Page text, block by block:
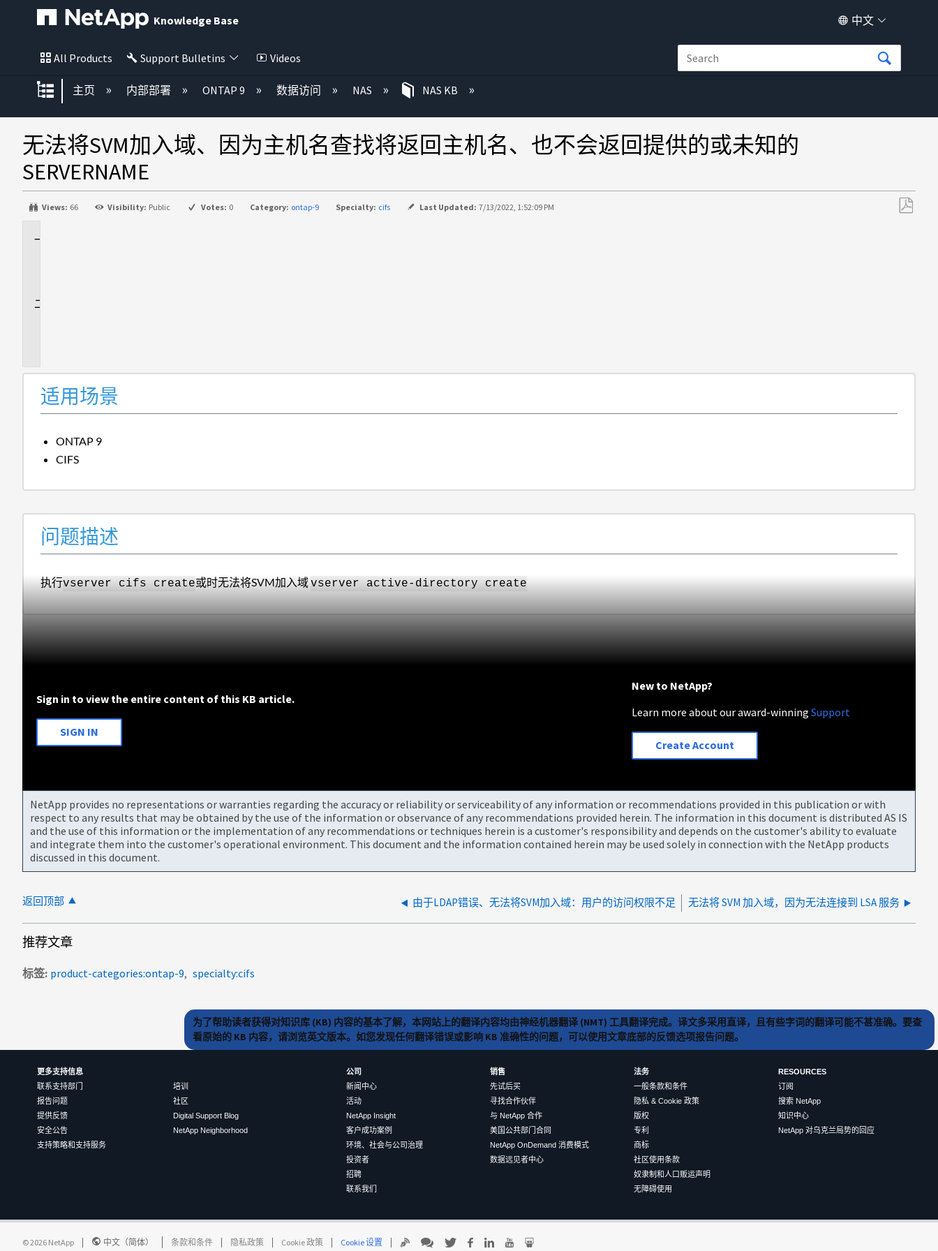
Knowledge Base 中文
All Products Support Bulletins Videos
扩展/隐缩全局层次
主页 内部部署 ONTAP 9 数据访问 NAS NAS KB
无法将SVM加入域、因为主机名查找将返回主机名、也不会返回提供的或未知的
SERVERNAME
Views: 66 Visibility: Public Votes: 0 Category: ontap-9 Specialty: cifs Last Updated: 7/13/2022, 1:52:09 PM
适用场景
ONTAP 9
CIFS
问题描述
执行vserver cifs create或时无法将SVM加入域vserver active-directory create
Sign in to view the entire content of this KB article.
SIGN IN
New to NetApp?
Learn more about our award-winningSupport
Create Account
NetApp provides no representations or warranties regarding the accuracy or reliability or serviceability of any information or recommendations provided in this publication or with
respect to any results that may be obtained by the use of the information or observance of any recommendations provided herein. The information in this document is distributed AS IS
and the use of this information or the implementation of any recommendations or techniques herein is a customer's responsibility and depends on the customer's ability to evaluate
and integrate them into the customer's operational environment. This document and the information contained herein may be used solely in connection with the NetApp products
discussed in this document.
返回顶部 由于LDAP错误、无法将SVM加入域：用户的访问权限不足 无法将 SVM 加入域，因为无法连接到 LSA 服务
推荐文章
标签 product-categories:ontap-9 specialty:cifs
为了帮助读者获得对知识库 (KB) 内容的基本了解，本网站上的翻译内容均由神经机器翻译 (NMT) 工具翻译完成。译文多采用直译，且有些字词的翻译可能不甚准确。要查
看原始的 KB 内容，请浏览英文版本。如您发现任何翻译错误或影响 KB 准确性的问题，可以使用文章底部的反馈选项报告问题。
更多支持信息
联系支持部门
报告问题
提供反馈
安全公告
支持策略和支持服务
培训
社区
Digital Support Blog
NetApp Neighborhood
公司
新闻中心
活动
NetApp Insight
客户成功案例
环境、社会与公司治理
投资者
招聘
联系我们
销售
先试后买
寻找合作伙伴
与 NetApp 合作
美国公共部门合同
NetApp OnDemand 消费模式
数据远见者中心
法务
一般条款和条件
隐私 & Cookie 政策
版权
专利
商标
社区使用条款
奴隶制和人口贩运声明
无障碍使用
RESOURCES
订阅
搜索 NetApp
知识中心
NetApp 对乌克兰局势的回应
©2026 NetApp 中文（简体） 条款和条件 隐私政策 Cookie 政策 Cookie 设置